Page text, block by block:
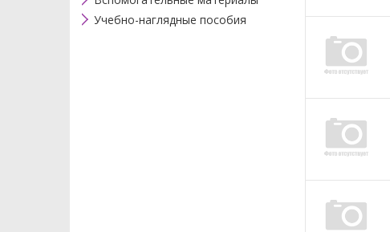
Учебно-наглядные пособия